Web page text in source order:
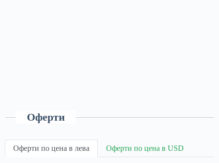
Оферти
Оферти по цена в лева Оферти по цена в USD